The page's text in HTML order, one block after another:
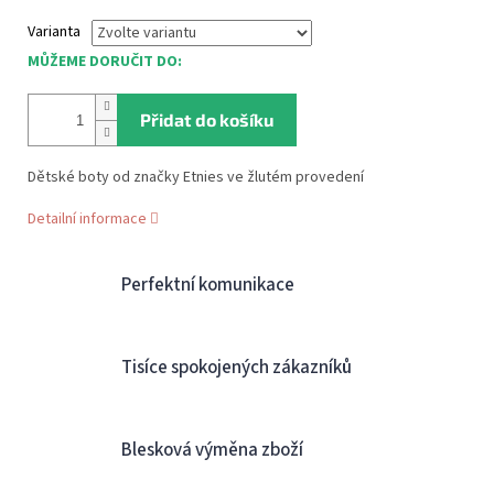
cena:
Varianta
MŮŽEME DORUČIT DO:
Přidat do košíku
Dětské boty od značky Etnies ve žlutém provedení
Detailní informace
Perfektní komunikace
Tisíce spokojených zákazníků
Blesková výměna zboží